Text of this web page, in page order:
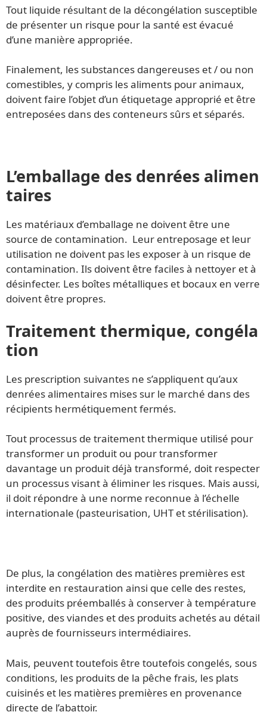
Tout liquide résultant de la décongélation susceptible
de présenter un risque pour la santé est évacué
d’une manière appropriée.
Finalement, les substances dangereuses et / ou non
comestibles, y compris les aliments pour animaux,
doivent faire l’objet d’un étiquetage approprié et être
entreposées dans des conteneurs sûrs et séparés.
L’emballage des denrées alimen
taires
Les matériaux d’emballage ne doivent être une
source de contamination. Leur entreposage et leur
utilisation ne doivent pas les exposer à un risque de
contamination. Ils doivent être faciles à nettoyer et à
désinfecter. Les boîtes métalliques et bocaux en verre
doivent être propres.
Traitement thermique, congéla
tion
Les prescription suivantes ne s’appliquent qu’aux
denrées alimentaires mises sur le marché dans des
récipients hermétiquement fermés.
Tout processus de traitement thermique utilisé pour
transformer un produit ou pour transformer
davantage un produit déjà transformé, doit respecter
un processus visant à éliminer les risques. Mais aussi,
il doit répondre à une norme reconnue à l’échelle
internationale (pasteurisation, UHT et stérilisation).
De plus, la congélation des matières premières est
interdite en restauration ainsi que celle des restes,
des produits préemballés à conserver à température
positive, des viandes et des produits achetés au détail
auprès de fournisseurs intermédiaires.
Mais, peuvent toutefois être toutefois congelés, sous
conditions, les produits de la pêche frais, les plats
cuisinés et les matières premières en provenance
directe de l’abattoir.